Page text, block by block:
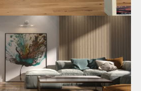
из кварцвиниловой